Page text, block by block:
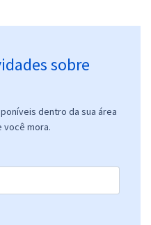
sobre
dentro da sua área
você mora.